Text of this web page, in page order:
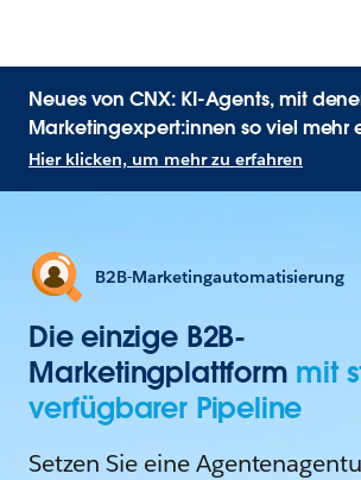
Neues von CNX: KI-Agents, mit
Marketingexpert:innen so viel mehr
Hier klicken, um mehr zu erfahren
B2B-Marketingautomatisierung
Die einzige B2B-
Marketingplattform mit
verfügbarer Pipeline
Setzen Sie eine